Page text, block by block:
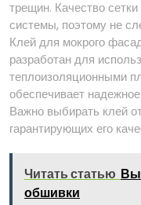
трещин. Качество
системы, поэтому не
Клей для мокрого
разработан для
теплоизоляционными
обеспечивает
Важно выбирать клей
гарантирующих его
Читать статью
обшивки